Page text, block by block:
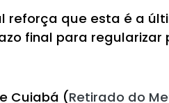
reforça que esta é a
final para
Cuiabá (Retirado do